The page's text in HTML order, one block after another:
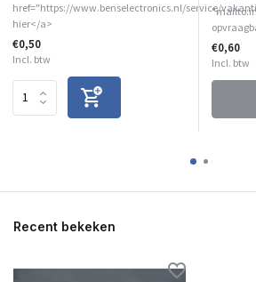
href="https://www.benselectronics.nl/service/
hier</a>
€0,50
Incl. btw
€0,60
Incl. btw
Recent bekeken